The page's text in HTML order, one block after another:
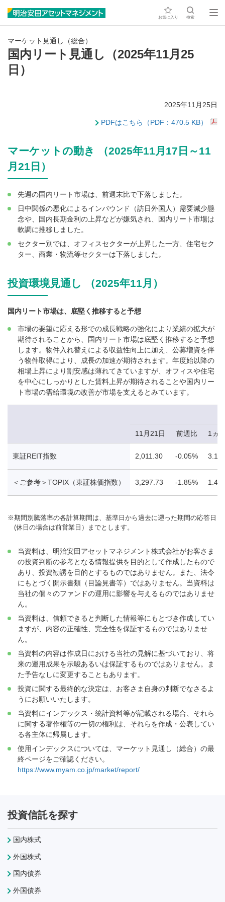
お気に入り 検索
マーケット見通し（総合）
国内リート見通し（2025年11月25
日）
2025年11月25日
PDFはこちら（PDF：470.5 KB）
マーケットの動き （2025年11月17日～11
月21日）
先週の国内リート市場は、前週末比で下落しました。
日中関係の悪化によるインバウンド（訪日外国人）需要減少懸
念や、国内長期金利の上昇などが嫌気され、国内リート市場は
軟調に推移しました。
セクター別では、オフィスセクターが上昇した一方、住宅セク
ター、商業・物流等セクターは下落しました。
投資環境見通し （2025年11月）
国内リート市場は、底堅く推移すると予想
市場の要望に応える形での成長戦略の強化により業績の拡大が
期待されることから、国内リート市場は底堅く推移すると予想
します。物件入れ替えによる収益性向上に加え、公募増資を伴
う物件取得により、成長の加速が期待されます。年度始以降の
相場上昇により割安感は薄れてきていますが、オフィスや住宅
を中心にしっかりとした賃料上昇が期待されることや国内リー
ト市場の需給環境の改善が市場を支えるとみています。
11月21日 前週比 1ヵ
東証REIT指数 2,011.30 -0.05%
＜ご参考＞TOPIX（東証株価指数） 3,297.73 -1.85%
※期間別騰落率の各計算期間は、基準日から過去に遡った期間の応答日
(休日の場合は前営業日）までとします。
当資料は、明治安田アセットマネジメント株式会社がお客さま
の投資判断の参考となる情報提供を目的として作成したもので
あり、投資勧誘を目的とするものではありません。また、法令
にもとづく開示書類（目論見書等）ではありません。当資料は
当社の個々のファンドの運用に影響を与えるものではありませ
ん。
当資料は、信頼できると判断した情報等にもとづき作成してい
ますが、内容の正確性、完全性を保証するものではありませ
ん。
当資料の内容は作成日における当社の見解に基づいており、将
来の運用成果を示唆あるいは保証するものではありません。ま
た予告なしに変更することもあります。
投資に関する最終的な決定は、お客さま自身の判断でなさるよ
うにお願いいたします。
当資料にインデックス・統計資料等が記載される場合、それら
に関する著作権等の一切の権利は、それらを作成・公表してい
る各主体に帰属します。
使用インデックスについては、マーケット見通し（総合）の最
終ページをご確認ください。
https://www.myam.co.jp/market/report/
投資信託を探す
国内株式
外国株式
国内債券
外国債券